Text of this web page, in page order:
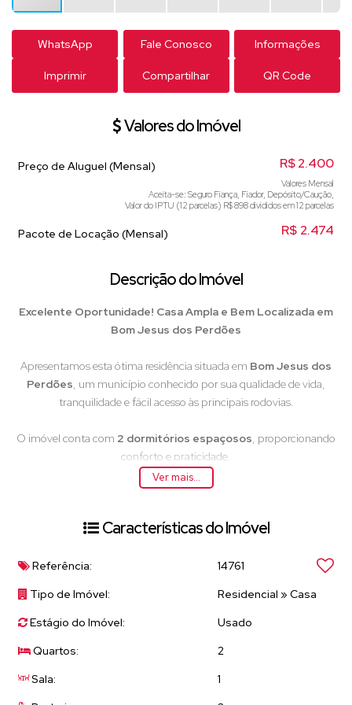
WhatsApp Fale Conosco Informações
Imprimir Compartilhar QR Code
Valores do Imóvel
R$2.400
Preço de Aluguel (Mensal)
Valores Mensal
Aceita-se: Seguro Fiança, Fiador, Depósito/Caução,
Valor do IPTU (12 parcelas) R$898 divididos em 12 parcelas
R$ 2.474
Pacote de Locação (Mensal)
Descrição do Imóvel
Excelente Oportunidade! Casa Ampla e Bem Localizada em
Bom Jesus dos Perdões
Apresentamos esta ótima residência situada em Bom Jesus dos
Perdões , um município conhecido por sua qualidade de vida,
tranquilidade e fácil acesso às principais rodovias.
O imóvel conta com 2 dormitórios espaçosos , proporcionando
conforto e praticidade.
se integra harmoniosamente com a
, criando um ambiente funcional e moderno.
garantindo sofisticação e praticidade no dia a dia.
organização e comodidade, além de um depósito amplo
, ideal
A garagem acomoda
até 3 carros grandes, proporcionando
segurança e conveniência, com
portão eletrônico
Localização Privilegiada
Bom Jesus dos Perdões é uma cidade tranquila, com infraestrutura
Ver mais...
Características do Imóvel
Referência:
14761
Tipo de Imóvel:
Residencial » Casa
Estágio do Imóvel:
Usado
Quartos:
2
Sala:
1